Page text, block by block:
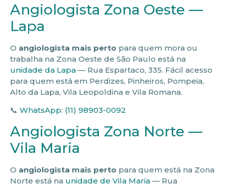
Angiologista Zona Oeste —
Lapa
O angiologista mais perto para quem mora ou
trabalha na Zona Oeste de São Paulo está na
unidade da Lapa — Rua Espartaco, 335. Fácil acesso
para quem está em Perdizes, Pinheiros, Pompeia,
Alto da Lapa, Vila Leopoldina e Vila Romana.
📞 WhatsApp: (11) 98903-0092
Angiologista Zona Norte —
Vila Maria
O angiologista mais perto para quem está na Zona
Norte está na unidade de Vila Maria — Rua